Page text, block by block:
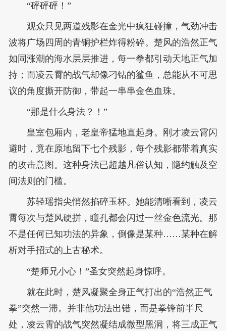
“砰砰砰！”
观众只见两道残影在金光中疯狂碰撞，气劲冲击
波将广场四周的青铜护栏炸得粉碎。楚风的浩然正气
如同涨潮的海水层层推进，每一拳都引动天地正气加
持；而凌云霄的战气却像刁钻的鲨鱼，总能从不可思
议的角度撕开防御，带起一串串金色血珠。
“那是什么身法？！”
皇室包厢内，老皇帝猛地直起身。刚才凌云霄闪
避时，竟在原地留下七个残影，每个残影都带着真实
的攻击意图。这种身法已超越凡俗认知，隐约触及空
间法则的门槛。
苏轻瑶指尖悄然掐碎玉杯。她能清晰看到，凌云
霄每次与楚风硬拼，瞳孔都会闪过一丝金色流光。那
不是任何已知功法的异象，倒像是某种……某种在解
析对手招式的上古秘术。
“楚师兄小心！”圣女突然起身惊呼。
就在此时，楚风凝聚全身正气打出的“浩然正气
拳”突然一滞。并非他功法出错，而是拳锋前半尺
处，凌云霄的战气突然凝结成微型黑洞，将三成正气